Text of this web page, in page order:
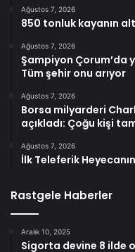
Ağustos 7, 2026
850 tonluk kayanın
Ağustos 7, 2026
Şampiyon Çorum’da
Tüm şehir onu arıyor
Ağustos 7, 2026
Borsa milyarderi
açıkladı: Çoğu kişi
Ağustos 7, 2026
İlk Teleferik
Rastgele Haberler
Aralık 10, 2025
Sigorta devine 8 ilde